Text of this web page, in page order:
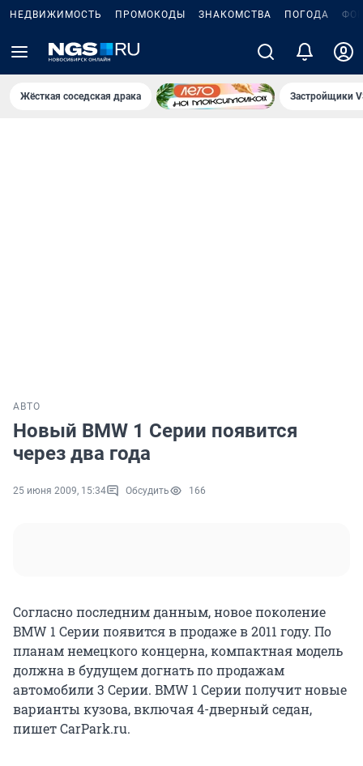
НЕДВИЖИМОСТЬ ПРОМОКОДЫ ЗНАКОМСТВА ПОГОДА
Жёсткая соседская драка Застройщики
АВТО
Новый BMW 1 Серии появится
через два года
25 июня 2009, 15:34 Обсудить 166
Согласно последним данным, новое поколение
BMW 1 Серии появится в продаже в 2011 году. По
планам немецкого концерна, компактная модель
должна в будущем догнать по продажам
автомобили 3 Серии. BMW 1 Серии получит новые
варианты кузова, включая 4-дверный седан,
пишет CarPark.ru.